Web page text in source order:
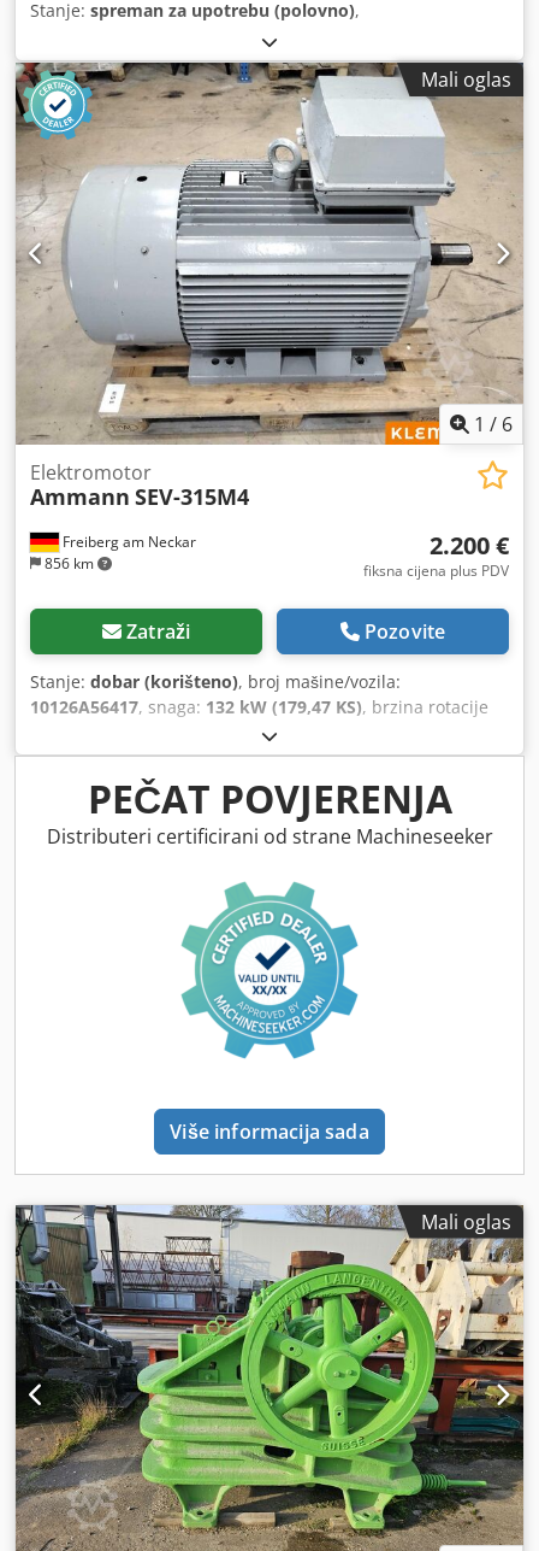
Stanje: spreman za upotrebu (polovno),
Mali oglas
1 / 6
Freiberg am Neckar
856 km
Elektromotor
Ammann SEV-315M4
2.200 €
fiksna cijena plus PDV
Zatraži Pozovite
Stanje: dobar (korišteno), broj mašine/vozila:
10126A56417, snaga: 132 kW (179,47 KS), brzina rotacije
, ulazni napon:
228 A, ukupna masa:1.020 kg, ukupna dužina:1.200 mm,
ukupna širina:800 mm , ukupna visina:1.100 mm ,
PEČAT POVJERENJA
Distributeri certificirani od strane Machineseeker
Više informacija sada
Mali oglas